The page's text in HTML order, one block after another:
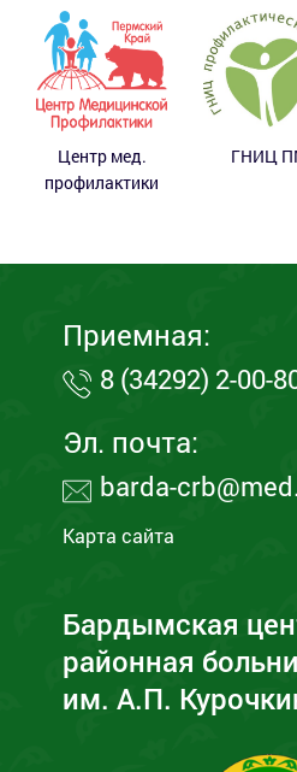
Центр мед.
профилактики
ГНИЦ
Приемная:
8 (34292) 2-00-
Эл. почта:
barda-
Карта сайта
Бардымская
районная
им. А.П.